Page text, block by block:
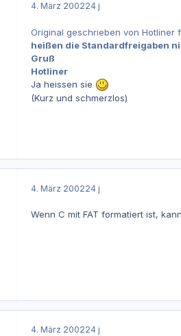
4. März 200224 j
Original geschrieben von Hotliner
heißen die Standardfreigaben
Gruß
Hotliner
Ja heissen sie
(Kurz und schmerzlos)
4. März 200224 j
Wenn C mit FAT formatiert ist,
4. März 200224 j